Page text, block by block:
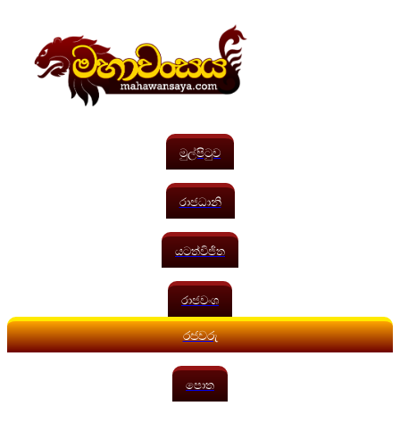
මුල්පිටුව
රාජධානි
යටත්විජිත
රාජවංශ
රජවරු
පොත